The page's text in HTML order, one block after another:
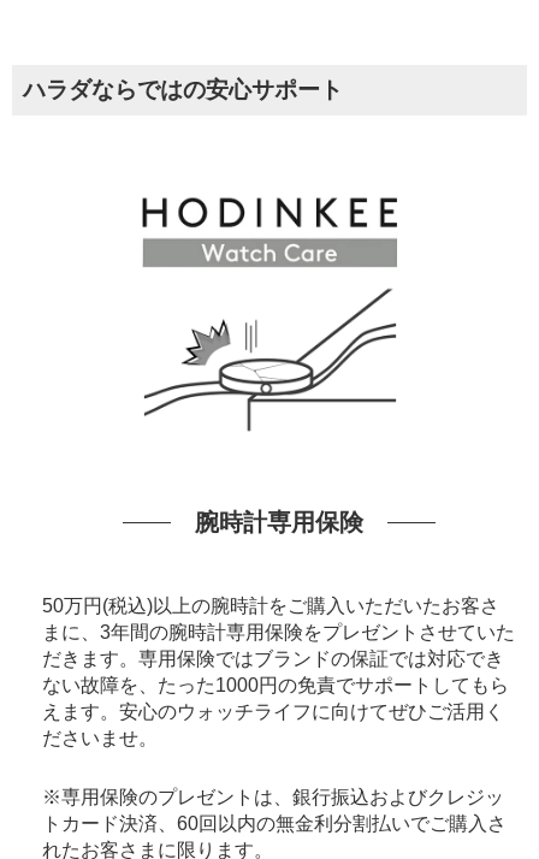
ハラダならではの安心サポート
腕時計専用保険
50万円(税込)以上の腕時計をご購入いただいたお客さ
まに、3年間の腕時計専用保険をプレゼントさせていた
だきます。専用保険ではブランドの保証では対応でき
ない故障を、たった1000円の免責でサポートしてもら
えます。安心のウォッチライフに向けてぜひご活用く
ださいませ。
※専用保険のプレゼントは、銀行振込およびクレジッ
トカード決済、60回以内の無金利分割払いでご購入さ
れたお客さまに限ります。